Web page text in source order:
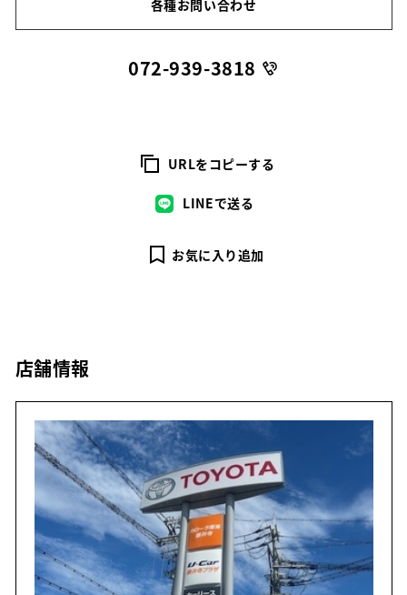
各種お問い合わせ
072-939-3818
URLをコピーする
LINEで送る
お気に入り追加
店舗情報